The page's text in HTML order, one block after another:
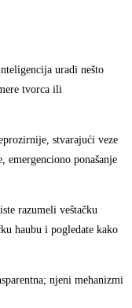
uradi nešto
tvorca ili
stvarajući veze
emergenciono ponašanje
razumeli veštačku
haubu i pogledate kako
njeni mehanizmi